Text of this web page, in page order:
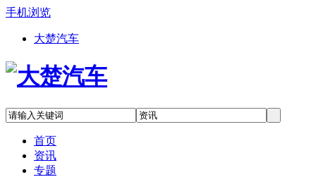
手机浏览
大楚汽车
首页
资讯
专题